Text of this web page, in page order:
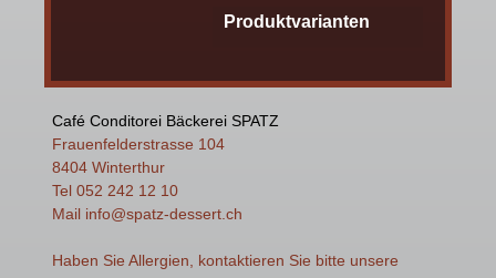
Produktvarianten
Café Conditorei Bäckerei SPATZ
Frauenfelderstrasse 104
8404 Winterthur
Tel 052 242 12 10
Mail info@spatz-dessert.ch
Haben Sie Allergien, kontaktieren Sie bitte unsere